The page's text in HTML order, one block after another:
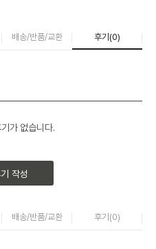
배송/반품/교환 후기(0)
가 없습니다.
작성
배송/반품/교환 후기(0)